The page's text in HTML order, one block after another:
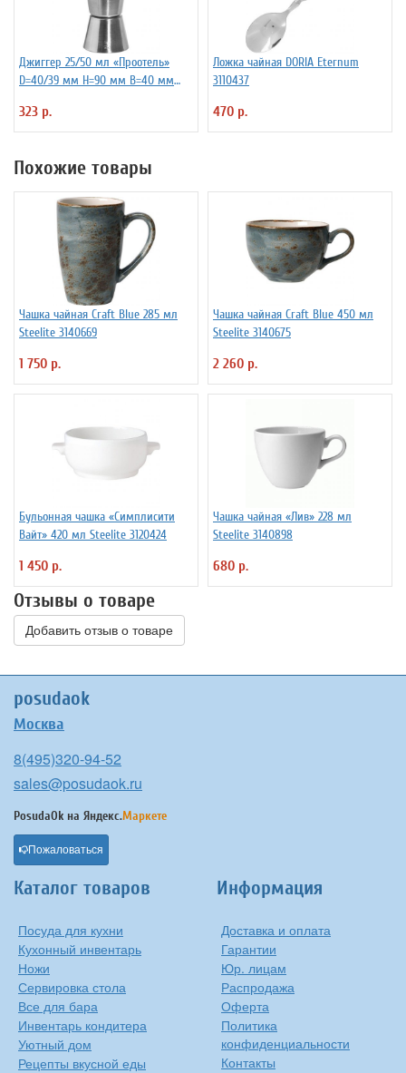
Джиггер 25/50 мл «Проотель»
D=40/39 мм H=90 мм B=40 мм
323 р.
Ложка чайная DORIA Eternum
3110437
470 р.
Похожие товары
Чашка чайная Craft Blue 285 мл
Steelite 3140669
1 750 р.
Чашка чайная Craft Blue 450 мл
Steelite 3140675
2 260 р.
Бульонная чашка «Симплисити
Вайт» 420 мл Steelite 3120424
1 450 р.
Чашка чайная «Лив» 228 мл
Steelite 3140898
680 р.
Отзывы о товаре
Добавить отзыв о товаре
posudaok
Москва
8(495)320-94-52
sales@posudaok.ru
PosudaOk на Яндекс.Маркете
Пожаловаться
Каталог товаров
Посуда для кухни
Кухонный инвентарь
Ножи
Сервировка стола
Все для бара
Инвентарь кондитера
Уютный дом
Рецепты вкусной еды
Информация
Доставка и оплата
Гарантии
Юр. лицам
Распродажа
Оферта
Политика
конфиденциальности
Контакты